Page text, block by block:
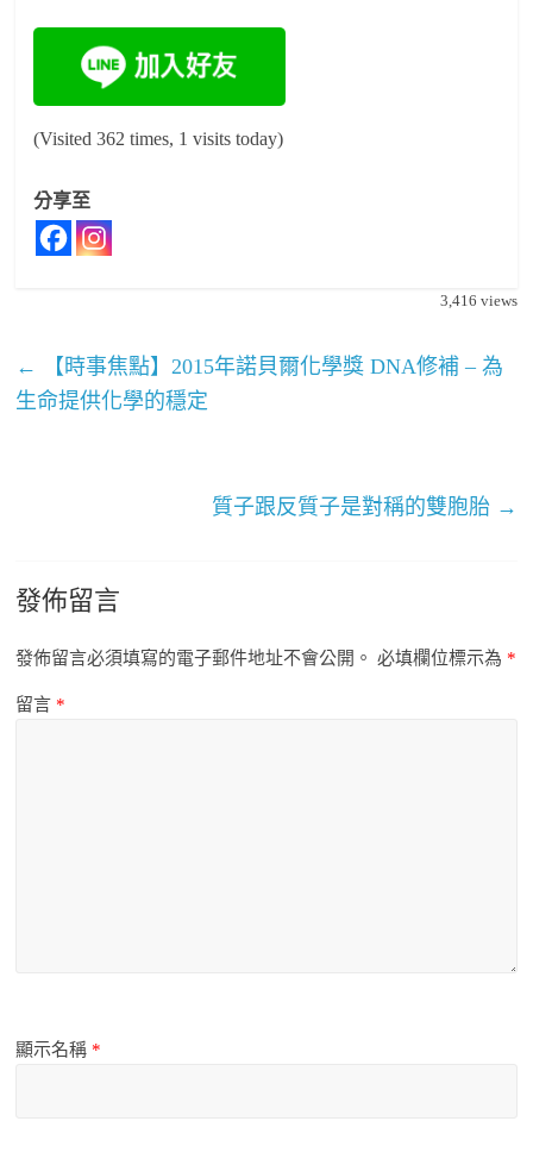
(Visited 362 times, 1 visits today)
分享至
3,416 views
←
【時事焦點】2015年諾貝爾化學獎 DNA修補 – 為
生命提供化學的穩定
質子跟反質子是對稱的雙胞胎 →
發佈留言
發佈留言必須填寫的電子郵件地址不會公開。 必填欄位標示為 *
留言 *
顯示名稱 *